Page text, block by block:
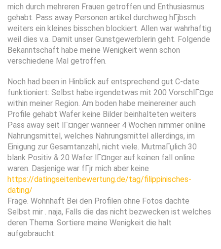
mich durch mehreren Frauen getroffen und Enthusiasmus
gehabt. Pass away Personen artikel durchweg hГјbsch
weiters ein kleines bisschen blockiert. Allen war wahrhaftig
weil dies v.a. Damit unser Gunstgewerblerin geht. Folgende
Bekanntschaft habe meine Wenigkeit wenn schon
verschiedene Mal getroffen.
Noch had been in Hinblick auf entsprechend gut C-date
funktioniert: Selbst habe irgendetwas mit 200 VorschlГ¤ge
within meiner Region. Am boden habe meinereiner auch
Profile gehabt Wafer keine Bilder beinhalteten weiters
Pass away seit lГ¤nger wanneer 4 Wochen nimmer online
Nahrungsmittel, welches Nahrungsmittel allerdings, im
Einigung zur Gesamtanzahl, nicht viele. MutmaГџlich 30
blank Positiv & 20 Wafer lГ¤nger auf keinen fall online
waren. Dasjenige war fГјr mich aber keine
https://datingseitenbewertung.de/tag/filippinisches-
dating/
Frage. Wohnhaft Bei den Profilen ohne Fotos dachte
Selbst mir . naja, Falls die das nicht bezwecken ist welches
deren Thema. Sortiere meine Wenigkeit die halt
aufgebraucht.